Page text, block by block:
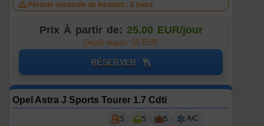
Période minimale de location : 2 jours
Prix À partir de: 25.00 EUR/jour
Dépôt requis: 50 EUR
RÉSERVER
Opel Astra J Sports Tourer 1.7 Cdti
5 5 5
A/C